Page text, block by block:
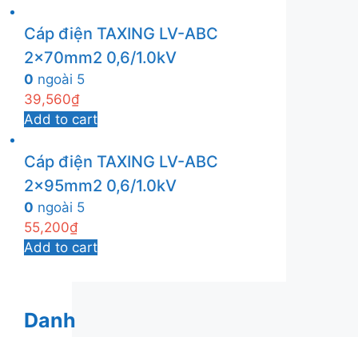
Cáp điện TAXING LV-ABC
2x70mm2 0,6/1.0kV
0 ngoài 5
39,560₫
Add to cart
Cáp điện TAXING LV-ABC
2x95mm2 0,6/1.0kV
0 ngoài 5
55,200₫
Add to cart
Danh